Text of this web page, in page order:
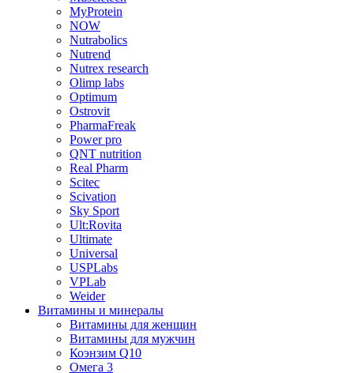
MyProtein
NOW
Nutrabolics
Nutrend
Nutrex research
Olimp labs
Optimum
Ostrovit
PharmaFreak
Power pro
QNT nutrition
Real Pharm
Scitec
Scivation
Sky Sport
Ult:Rovita
Ultimate
Universal
USPLabs
VPLab
Weider
Витамины и минералы
Витамины для женщин
Витамины для мужчин
Коэнзим Q10
Омега 3